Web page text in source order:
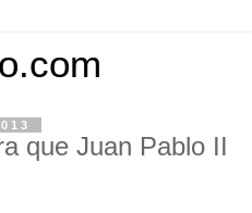
que Juan Pablo II